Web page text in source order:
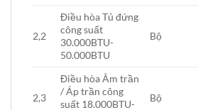
2,2
Điều hòa Tủ đứng
công suất
30.000BTU-
50.000BTU
Bộ
2,3
Điều hòa Âm trần
/ Áp trần công
suất 18.000BTU-
Bộ